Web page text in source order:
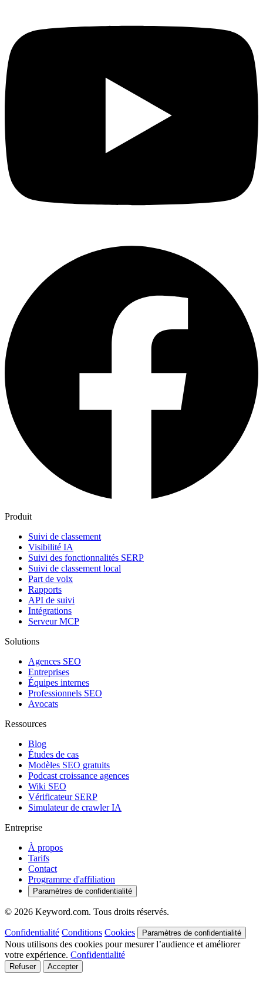
Produit
Suivi de classement
Visibilité IA
Suivi des fonctionnalités SERP
Suivi de classement local
Part de voix
Rapports
API de suivi
Intégrations
Serveur MCP
Solutions
Agences SEO
Entreprises
Équipes internes
Professionnels SEO
Avocats
Ressources
Blog
Études de cas
Modèles SEO gratuits
Podcast croissance agences
Wiki SEO
Vérificateur SERP
Simulateur de crawler IA
Entreprise
À propos
Tarifs
Contact
Programme d'affiliation
Paramètres de confidentialité
© 2026 Keyword.com. Tous droits réservés.
Confidentialité Conditions Cookies Paramètres de confidentialité
Nous utilisons des cookies pour mesurer l’audience et améliorer
votre expérience. Confidentialité
Refuser Accepter